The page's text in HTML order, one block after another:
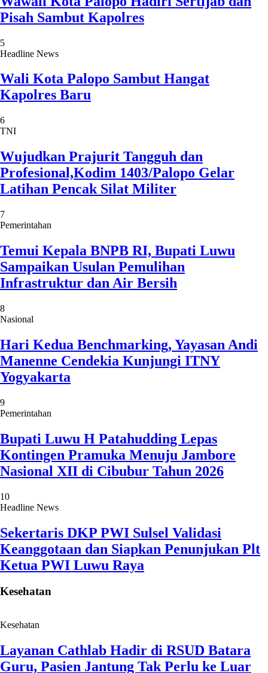
Pisah Sambut Kapolres
5
Headline News
Wali Kota Palopo Sambut Hangat
Kapolres Baru
6
TNI
Wujudkan Prajurit Tangguh dan
Profesional,Kodim 1403/Palopo Gelar
Latihan Pencak Silat Militer
7
Pemerintahan
Temui Kepala BNPB RI, Bupati Luwu
Sampaikan Usulan Pemulihan
Infrastruktur dan Air Bersih
8
Nasional
Hari Kedua Benchmarking, Yayasan Andi
Manenne Cendekia Kunjungi ITNY
Yogyakarta
9
Pemerintahan
Bupati Luwu H Patahudding Lepas
Kontingen Pramuka Menuju Jambore
Nasional XII di Cibubur Tahun 2026
10
Headline News
Sekertaris DKP PWI Sulsel Validasi
Keanggotaan dan Siapkan Penunjukan Plt
Ketua PWI Luwu Raya
Kesehatan
Kesehatan
Layanan Cathlab Hadir di RSUD Batara
Guru, Pasien Jantung Tak Perlu ke Luar